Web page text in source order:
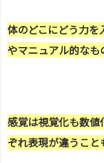
体のどこにどう力を
やマニュアル的なも
感覚は視覚化も数値
ぞれ表現が違うこと